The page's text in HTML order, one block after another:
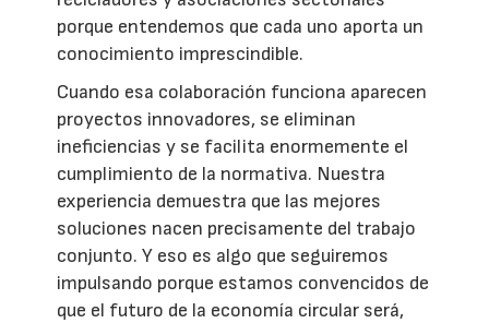
porque entendemos que cada uno aporta un
conocimiento imprescindible.
Cuando esa colaboración funciona aparecen
proyectos innovadores, se eliminan
ineficiencias y se facilita enormemente el
cumplimiento de la normativa. Nuestra
experiencia demuestra que las mejores
soluciones nacen precisamente del trabajo
conjunto. Y eso es algo que seguiremos
impulsando porque estamos convencidos de
que el futuro de la economía circular será,